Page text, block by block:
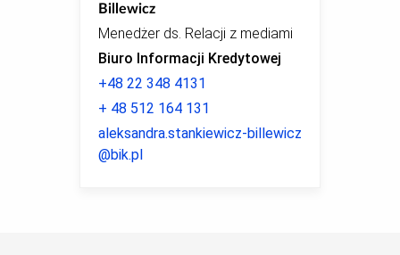
Billewicz
Menedżer ds. Relacji z mediami
Biuro Informacji Kredytowej
+48 22 348 4131
+ 48 512 164 131
aleksandra.stankiewicz-billewicz
@bik.pl